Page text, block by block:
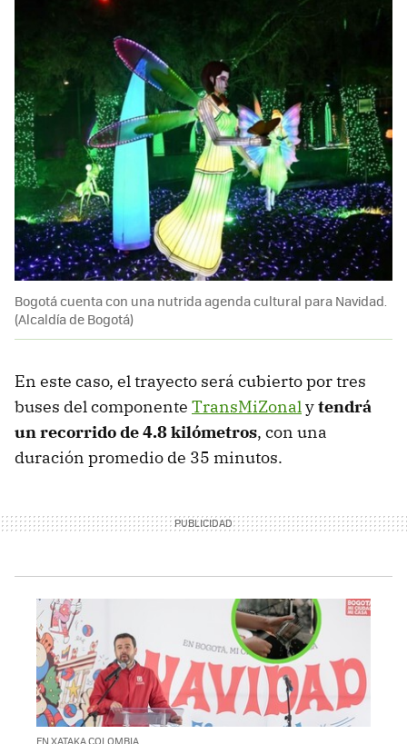
Bogotá cuenta con una nutrida agenda cultural para Navidad.
(Alcaldía de Bogotá)
En este caso, el trayecto será cubierto por tres
buses del componente TransMiZonalytendrá
un recorrido de 4.8 kilómetros, con una
duración promedio de 35 minutos.
EN XATAKA COLOMBIA